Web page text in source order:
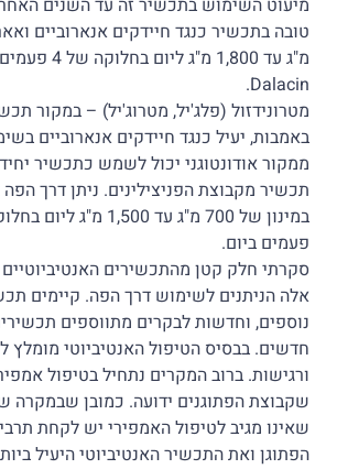
Dalacin.
מטרונידזול (פלג'יל, מטרוג'יל) – במקור
באמבות, יעיל כנגד חיידקים אנארוביים
ממקור אודונטוגני יכול לשמש כתכשיר
תכשיר מקבוצת הפניצילינים. ניתן דרך הפה
במינון של 700 מ"ג עד
פעמים ביום.
סקרתי חלק קטן מהתכשירים
אלה הניתנים לשימוש דרך הפה. קיימים
נוספים, וחדשות לבקרים מתווספים
חדשים. בבסיס הטיפול האנטיביוטי מומלץ
ורגישות. ברוב המקרים נתחיל בטיפול
שקבוצת הפתוגנים ידועה. כמובן שבמקרה
שאינו מגיב לטיפול האמפירי יש לקחת
הפתוגן ואת התכשיר האנטיביוטי היעיל